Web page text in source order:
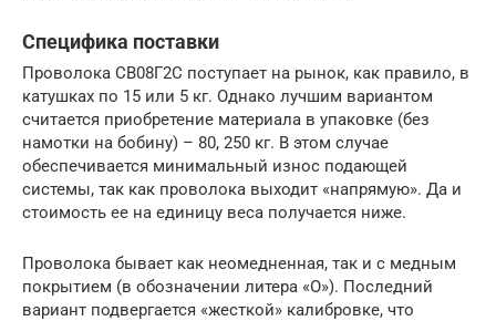
Специфика поставки
Проволока СВ08Г2С поступает на рынок, как правило, в
катушках по 15 или 5 кг. Однако лучшим вариантом
считается приобретение материала в упаковке (без
намотки на бобину) – 80, 250 кг. В этом случае
обеспечивается минимальный износ подающей
системы, так как проволока выходит «напрямую». Да и
стоимость ее на единицу веса получается ниже.
Проволока бывает как неомедненная, так и с медным
покрытием (в обозначении литера «О»). Последний
вариант подвергается «жесткой» калибровке, что